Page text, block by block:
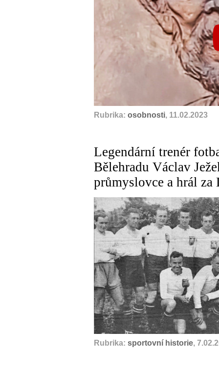
Rubrika: osobnosti, 11.02.2023
Legendární trenér
Bělehradu Václav
průmyslovce a hrál
Rubrika: sportovní historie,